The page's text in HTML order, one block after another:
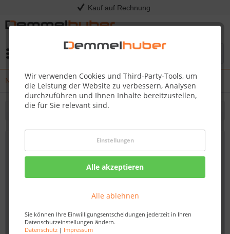
Kauf auf Rechnung
Wir verwenden Cookies und Third-Party-Tools, um
die Leistung der Website zu verbessern, Analysen
durchzuführen und Ihnen Inhalte bereitzustellen,
die für Sie relevant sind.
Einstellungen
Alle akzeptieren
Alle ablehnen
Sie können Ihre Einwilligungsentscheidungen jederzeit in Ihren
Datenschutzeinstellungen ändern.
Datenschutz| Impressum
News
Filtern
Nächster Grillkurs: 27.11.2025 -
Weihnachtszauber vom Grill
Von: Nadine Wagner